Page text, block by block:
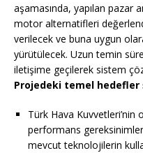
aşamasında, yapılan pazar
motor alternatifleri
verilecek ve buna uygun
yürütülecek. Uzun temin
iletişime geçilerek sistem
Projedeki temel hedefler
Türk Hava
performans
mevcut teknolojilerin